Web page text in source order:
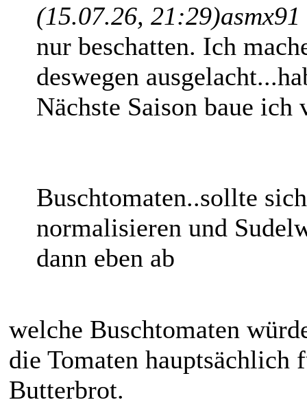
(15.07.26, 21:29)
nur beschatten. Ich
deswegen
Nächste Saison baue
Buschtomaten..sollte
normalisieren und
dann eben ab
welche Buschtomaten
die Tomaten hauptsächlich
Butterbrot.